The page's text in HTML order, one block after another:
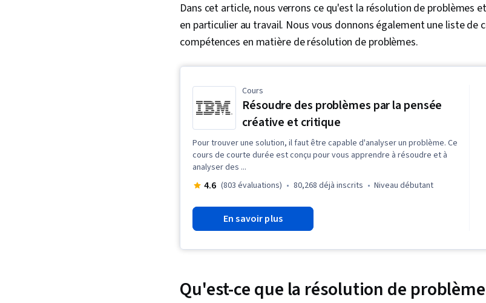
Dans cet article, nous verrons ce qu'est la résolution de problèmes
en particulier au travail. Nous vous donnons également une liste de
compétences en matière de résolution de problèmes.
Cours
Résoudre des problèmes par la pensée
créative et critique
Pour trouver une solution, il faut être capable d'analyser un problème. Ce
cours de courte durée est conçu pour vous apprendre à résoudre et à
analyser des ...
4.6 (803 évaluations) 80,268 déjà inscrits niveau débutant
En savoir plus
Qu'est-ce que la résolution de